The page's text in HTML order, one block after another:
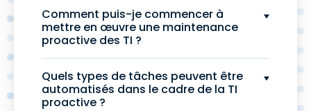
Comment puis-je commencer à
mettre en œuvre une maintenance
proactive des TI ?
Quels types de tâches peuvent être
automatisés dans le cadre de la TI
proactive ?